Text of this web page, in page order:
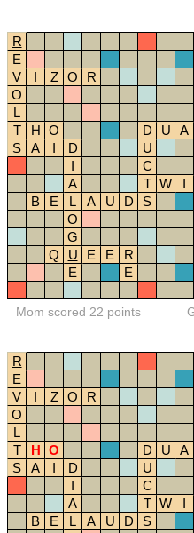
R
E
V
I Z O R
O
L
T
H O D U A
S
A I D U
I
C
A
T W I
B
E L A U D S
O
G
Q
U E E
R
E
E
Mom scored 22 points
R
E
V
I Z O R
O
L
T
H O D U A
S
A I D U
I
C
A
T W I
B
E L A U D S